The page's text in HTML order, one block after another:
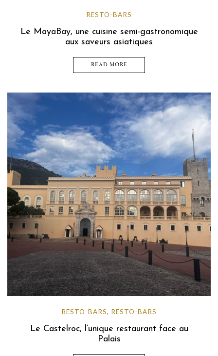
RESTO-BARS
Le MayaBay, une cuisine semi-gastronomique
aux saveurs asiatiques
READ MORE
RESTO-BARS, RESTO-BARS
Le Castelroc, l’unique restaurant face au
Palais